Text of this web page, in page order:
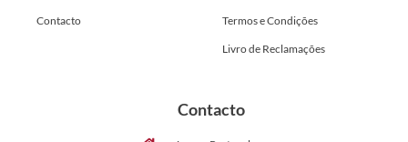
Contacto Termos e Condições
Livro de Reclamações
Contacto